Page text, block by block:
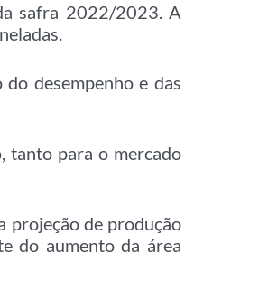
safra 2022/2023. A
desempenho e das
tanto para o mercado
projeção de produção
do aumento da área